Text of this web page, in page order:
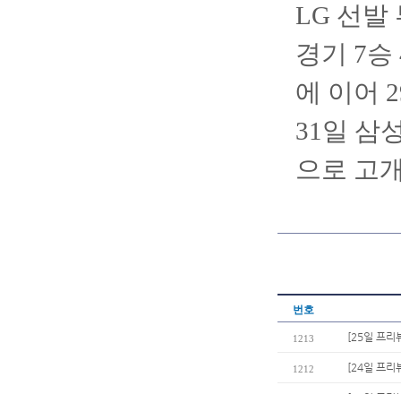
LG 선발
경기 7승
에 이어
31일 삼
으로 고
번호
1213 [25일 프리
1212 [24일 프리